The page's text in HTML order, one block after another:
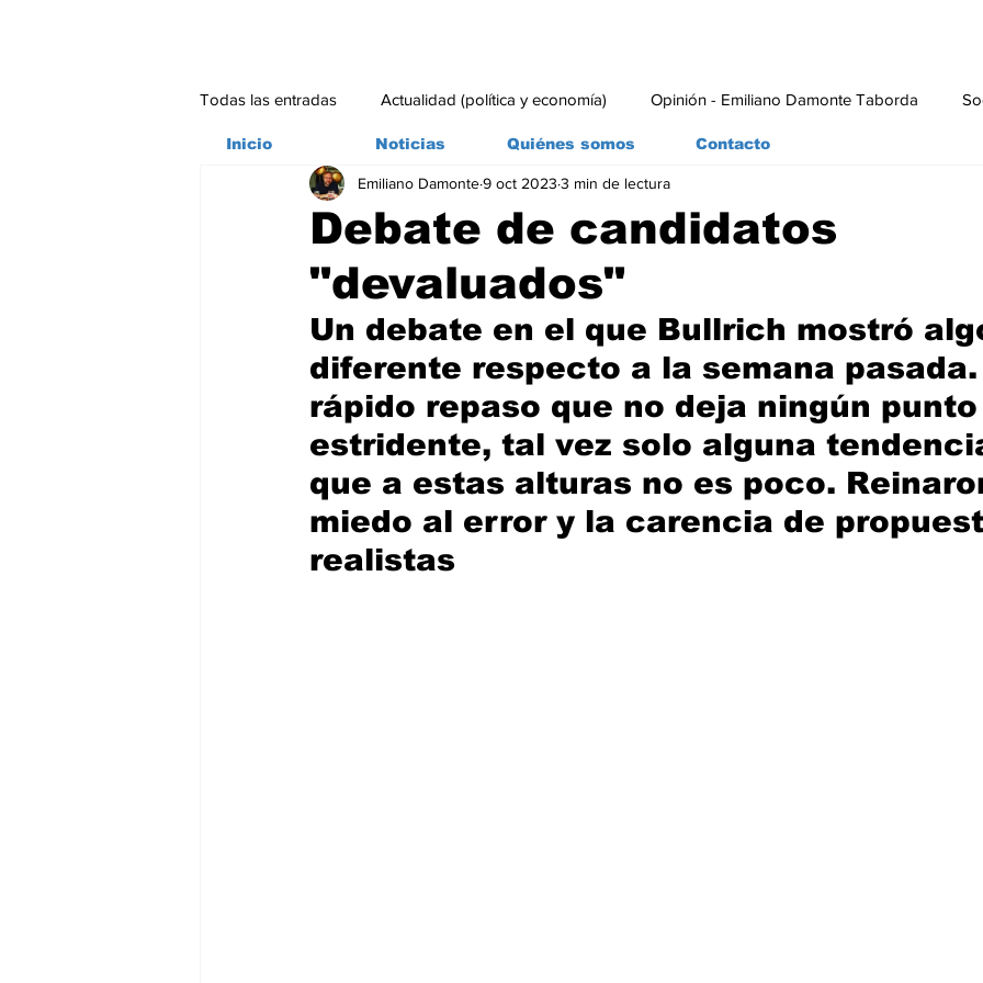
Todas las entradas Actualidad (política y economía) Opinión - Emiliano Damonte Taborda
Ambiente Editorial Economía y Producción
Debate de candidatos
"devaluados"
Emiliano Damonte9 oct 2023 3 min de lectura
Un debate en el que Bullrich mostró
diferente respecto a la semana
rápido repaso que no deja ningún
estridente, tal vez solo alguna
que a estas alturas no es poco.
miedo al error y la carencia de
realistas
Inicio Noticias Quiénes somos Contacto